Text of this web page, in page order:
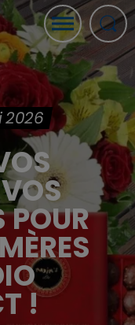
2026
!